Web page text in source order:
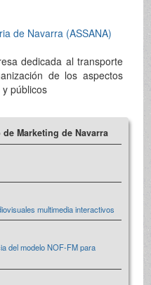
de Navarra (ASSANA)
dedicada al transporte
de los aspectos
públicos
Marketing de Navarra
multimedia interactivos
del modelo NOF-FM para